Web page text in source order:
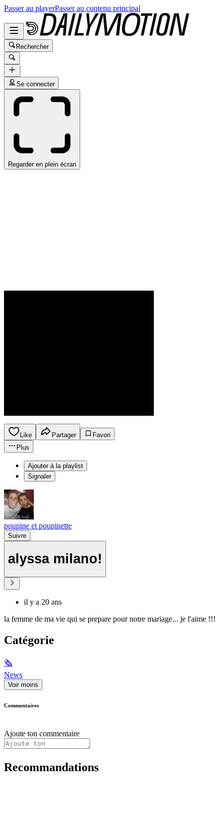
Passer au playerPasser au contenu principal
Rechercher
Se connecter
Regarder en plein écran
Like Partager
Favori
Plus
Ajouter à la playlist
Signaler
poupine et poupinette
Suivre
alyssa milano!
il y a 20 ans
la femme de ma vie qui se prepare pour notre mariage... je l'aime !!!
Catégorie
🗞
News
Voir moins
Commentaires
Ajoute ton commentaire
Recommandations